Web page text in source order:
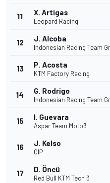
11 X. Artigas
Leopard Racing
12 J. Alcoba
Indonesian Racing Team
13 P. Acosta
KTM Factory Racing
14 G. Rodrigo
Indonesian Racing Team
15 I. Guevara
Aspar Team Moto3
16 J. Kelso
CIP
17 D. Öncü
Red Bull KTM Tech 3